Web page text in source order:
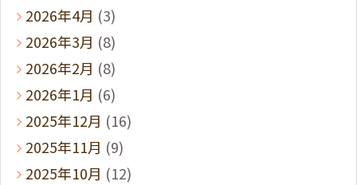
2026年4月 (3)
2026年3月 (8)
2026年2月 (8)
2026年1月 (6)
2025年12月 (16)
2025年11月 (9)
2025年10月 (12)